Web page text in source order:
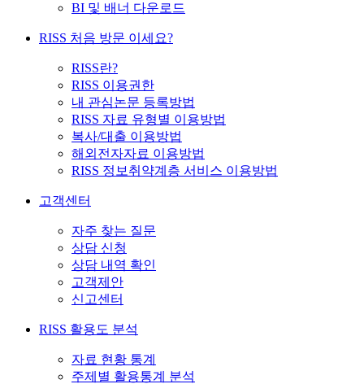
BI 및 배너 다운로드
RISS 처음 방문 이세요?
RISS란?
RISS 이용권한
내 관심논문 등록방법
RISS 자료 유형별 이용방법
복사/대출 이용방법
해외전자자료 이용방법
RISS 정보취약계층 서비스 이용방법
고객센터
자주 찾는 질문
상담 신청
상담 내역 확인
고객제안
신고센터
RISS 활용도 분석
자료 현황 통계
주제별 활용통계 분석